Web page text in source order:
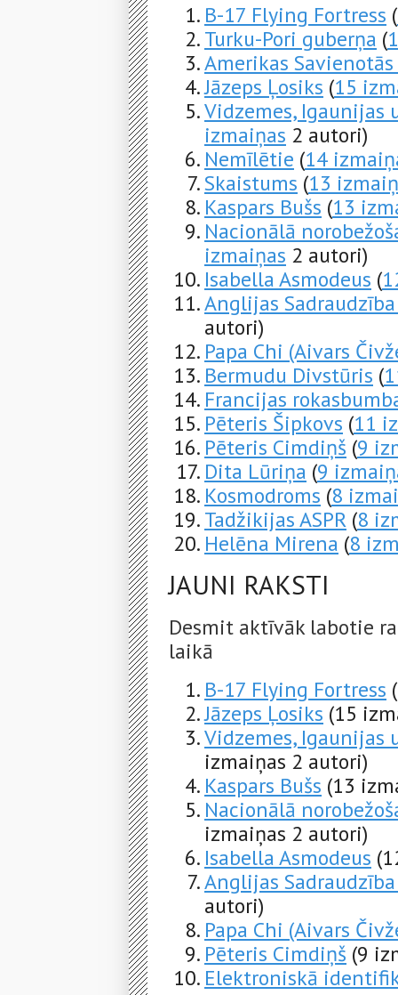
B-17 Flying Fortress (
Turku-Pori guberņa (
Amerikas
Jāzeps Ļosiks (15
Vidzemes,
izmaiņas 2 autori)
Nemīlētie (14
Skaistums (13
Kaspars Bušs (13
Nacionālā
izmaiņas 2 autori)
Isabella Asmodeus (
Anglijas
autori)
Papa Chi (Aivars
Bermudu Divstūris (
Francijas
Pēteris Šipkovs (11
Pēteris Cimdiņš (9
Dita Lūriņa (9
Kosmodroms (8
Tadžikijas ASPR (8
Helēna Mirena (8
JAUNI RAKSTI
Desmit aktīvāk labotie
laikā
B-17 Flying Fortress
Jāzeps Ļosiks (15
Vidzemes,
izmaiņas 2 autori)
Kaspars Bušs (13
Nacionālā
izmaiņas 2 autori)
Isabella Asmodeus
Anglijas
autori)
Papa Chi (Aivars
Pēteris Cimdiņš (9
Elektroniskā